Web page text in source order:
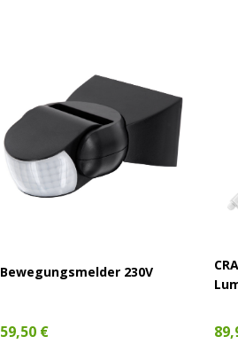
Bewegungsmelder 230V
59,50 €